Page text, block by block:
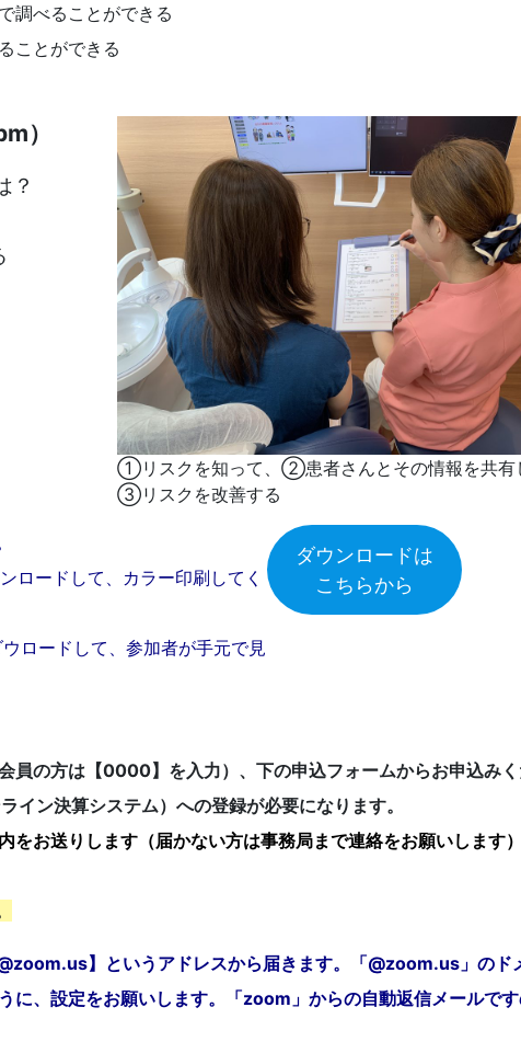
調べることができる
ことができる
）
？
①リスクを知って、②患者さんとその情報を共有
③リスクを改善する
ロードして、カラー印刷してく
ロードして、参加者が手元で見
ダウンロードは
こちらから
会員の方は【0000】を入力）、下の申込フォームからお申込み
ン決算システム）への登録が必要になります。
をお送りします（届かない方は事務局まで連絡をお願いします
】というアドレスから届きます。「@zoom.us」のド
に、設定をお願いします。「zoom」からの自動返信メールで